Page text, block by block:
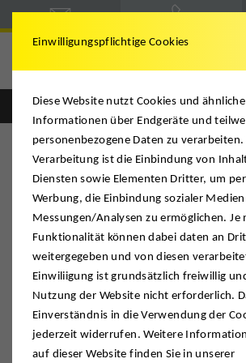
Einwilligungspflichtige Cookies
Diese Website nutzt Cookies und
Informationen über Endgeräte und
personenbezogene Daten zu
Verarbeitung ist die Einbindung von
Diensten sowie Elementen Dritter, um
Werbung, die Einbindung sozialer
Messungen/Analysen zu ermöglichen. Je
Funktionalität können dabei daten an
weitergegeben und von diesen
Einwiliigung ist grundsätzlich freiwillig
Nutzung der Website nicht erforderlich.
Einverständnis in die Verwendung der
jederzeit widerrufen. Weitere
auf dieser Website finden Sie in unserer